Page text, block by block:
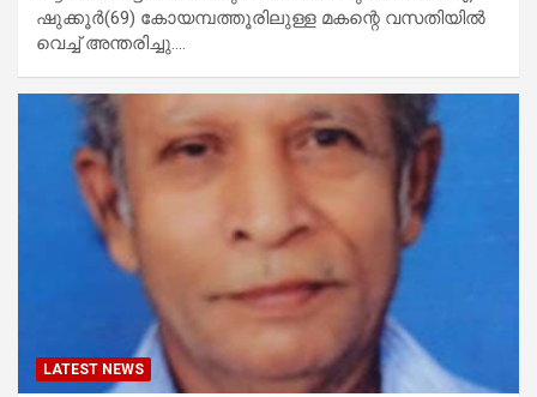
ഷുക്കൂർ(69) കോയമ്പത്തൂരിലുള്ള മകന്റെ വസതിയിൽ
വെച്ച് അന്തരിച്ചു.…
LATEST NEWS